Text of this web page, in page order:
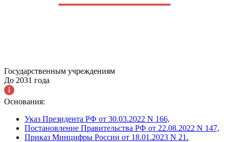
Государственным учреждениям
До 2031 года
Основания:
Указ Президента РФ от 30.03.2022 N 166,
Постановление Правительства РФ от 22.08.2022 N 147,
Приказ Минцифры России от 18.01.2023 N 21.